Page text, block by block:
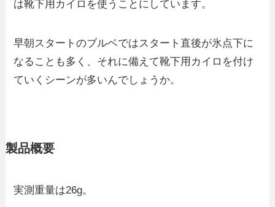
は靴下用カイロを使うことにしています。
早朝スタートのブルベではスタート直後が氷点下に
なることも多く、それに備えて靴下用カイロを付け
ていくシーンが多いんでしょうか。
製品概要
実測重量は26g。